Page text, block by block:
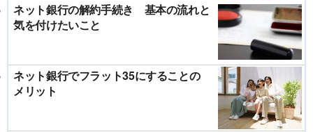
ネット銀行の解約手続き 基本の流れと
気を付けたいこと
ネット銀行でフラット35にすることの
メリット